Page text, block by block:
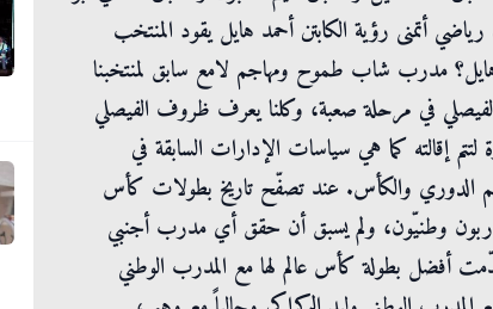
أتمنى رؤية الكابتن أحمد هايل يقود المنتخب
هايل؟ مدرب شاب طموح ومهاجم لامع سابق لمنتخبنا
الاولمبي وحقق بطولة غرب آسيا عام 2021، كما قاد الفيصلي في مرحلة صعبة، وكلنا يعرف ظروف الفيصلي
إقالته كما هي سياسات الإدارات السابقة في
الدوري والكأس. عند تصفّح تاريخ بطولات كأس
مدربون وطنيّون، ولم يسبق أن حقق أي مدرب أجنبي
أفضل بطولة كأس عالم لها مع المدرب الوطني